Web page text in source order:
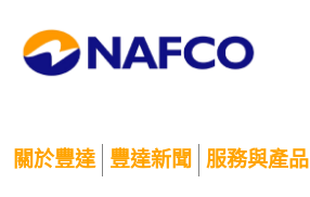
關於豐達 豐達新聞 服務與產品